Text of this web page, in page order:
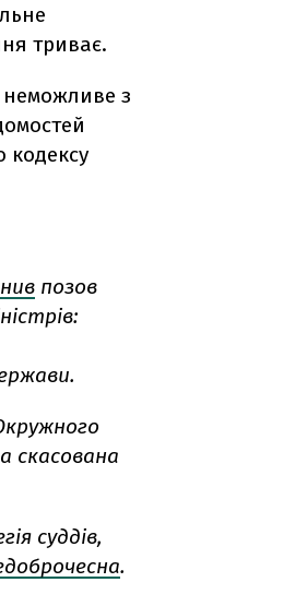
триває.
неможливе з
кодексу
позов
скасована
суддів,
.